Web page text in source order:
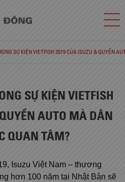
SỰ KIỆN VIETFISH 2019 CỦA ISUZU & QUYỀN
SỰ KIỆN VIETFISH
AUTO MÀ DÂN
QUAN TÂM?
Isuzu Việt Nam – thương
hơn 100 năm tại Nhật Bản sẽ